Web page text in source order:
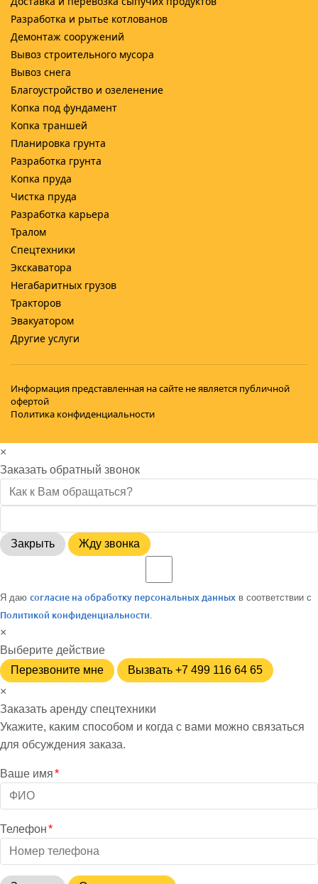
Разработка и рытье котлованов
Демонтаж сооружений
Вывоз строительного мусора
Вывоз снега
Благоустройство и озеленение
Копка под фундамент
Копка траншей
Планировка грунта
Разработка грунта
Копка пруда
Чистка пруда
Разработка карьера
Тралом
Спецтехники
Экскаватора
Негабаритных грузов
Тракторов
Эвакуатором
Другие услуги
Информация представленная на сайте не является публичной
офертой
Политика конфиденциальности
×
Заказать обратный звонок
Закрыть Жду звонка
Я даю согласие на обработку персональных данных в соответствии с
Политикой конфиденциальности
×
Выберите действие
Перезвоните мне
Вызвать +7 499 116 64 65
×
Заказать аренду спецтехники
Укажите, каким способом и когда с вами можно связаться
для обсуждения заказа.
Ваше имя*
Телефон*